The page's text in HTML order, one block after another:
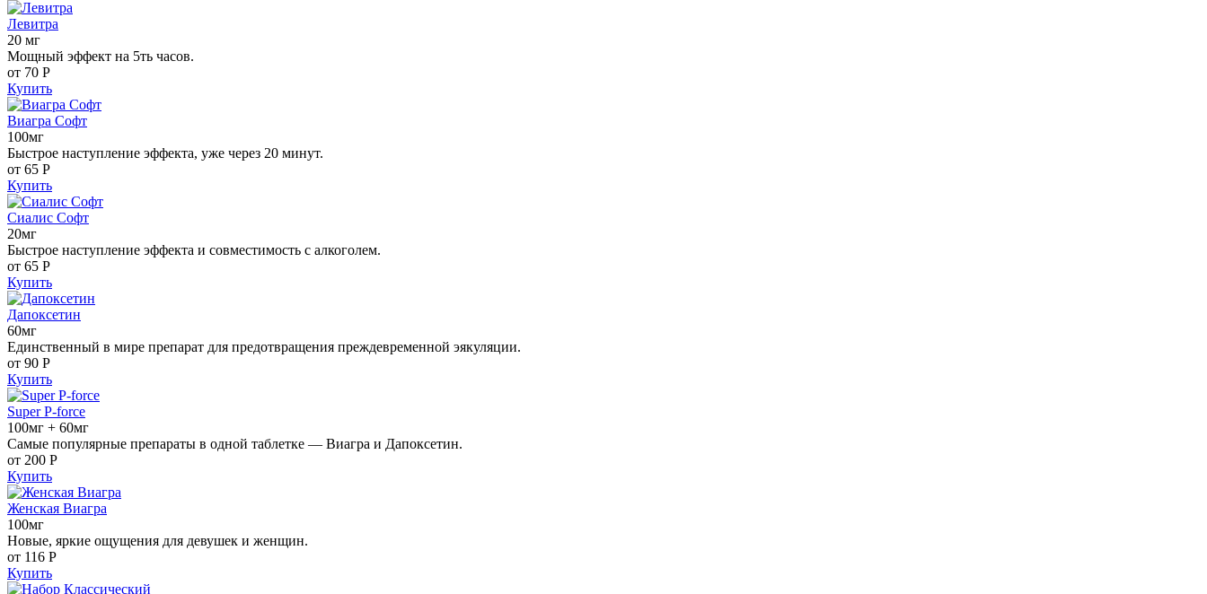
Левитра
20 мг
Мощный эффект на 5ть часов.
от 70 Р
Купить
Виагра Софт
100мг
Быстрое наступление эффекта, уже через 20 минут.
от 65 Р
Купить
Сиалис Софт
20мг
Быстрое наступление эффекта и совместимость с алкоголем.
от 65 Р
Купить
Дапоксетин
60мг
Единственный в мире препарат для предотвращения преждевременной эякуляции.
от 90 Р
Купить
Super P-force
100мг + 60мг
Самые популярные препараты в одной таблетке — Виагра и Дапоксетин.
от 200 Р
Купить
Женская Виагра
100мг
Новые, яркие ощущения для девушек и женщин.
от 116 Р
Купить